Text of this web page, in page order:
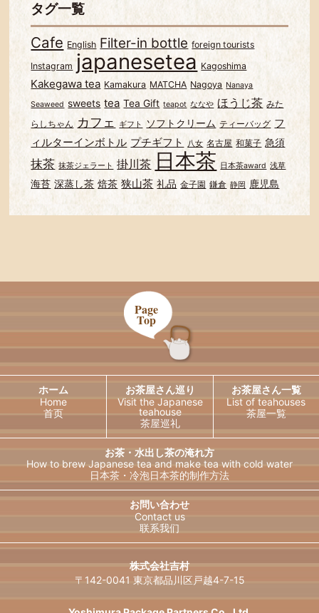
タグ一覧
Cafe English Filter-in bottle foreign tourists
Instagram japanesetea Kagoshima
Kakegawa tea Kamakura MATCHA Nagoya Nanaya
Seaweed sweets tea Tea Gift teapot ななや ほうじ茶 みた
らしちゃん カフェ ギフト ソフトクリーム ティーバッグ フ
ィルターインボトル プチギフト 八女 名古屋 和菓子 急須
抹茶 抹茶ジェラート 掛川茶 日本茶 日本茶award 浅草
海苔 深蒸し茶 焙茶 狭山茶 礼品 金子園 鎌倉 静岡 鹿児島
ホーム
Home
首页
お茶屋さん巡り
Visit the Japanese
teahouse
茶屋巡礼
お茶屋さん一覧
List of teahouses
茶屋一覧
お茶・水出し茶の淹れ方
How to brew Japanese tea and make tea with cold water
日本茶・冷泡日本茶的制作方法
Français Deutsch
お問い合わせ
Contact us
联系我们
Page
Top
株式会社吉村
〒142-0041 東京都品川区戸越4-7-15